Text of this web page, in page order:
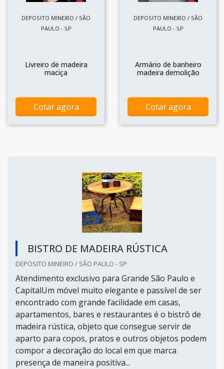
DEPOSITO MINEIRO / SÃO
PAULO - SP
Livreiro de madeira
maciça
Cotar agora
DEPOSITO MINEIRO / SÃO
PAULO - SP
Armário de banheiro
madeira demolição
Cotar agora
BISTRO DE MADEIRA RÚSTICA
DEPOSITO MINEIRO / SÃO PAULO - SP
Atendimento exclusivo para Grande São Paulo e
CapitalUm móvel muito elegante e passível de ser
encontrado com grande facilidade em casas,
apartamentos, bares e restaurantes é o bistrô de
madeira rústica, objeto que consegue servir de
aparto para copos, pratos e outros objetos podem
compor a decoração do local em que marca
presença de maneira positiva...